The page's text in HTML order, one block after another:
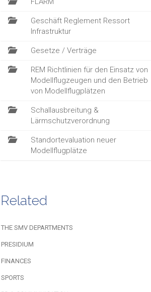
Geschäft Reglement Ressort
Infrastruktur
Gesetze / Verträge
REM Richtlinien für den Einsatz von
Modellflugzeugen und den Betrieb
von Modellflugplätzen
Schallausbreitung &
Lärmschutzverordnung
Standortevaluation neuer
Modellflugplätze
Related
THE SMV DEPARTMENTS
PRESIDIUM
FINANCES
SPORTS